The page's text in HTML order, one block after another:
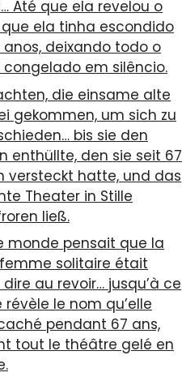
Até que ela revelou o
ela tinha escondido
anos, deixando todo o
em silêncio.
die einsame alte
gekommen, um sich zu
bis sie den
enthüllte, den sie seit 67
versteckt hatte, und das
Theater in Stille
ließ.
monde pensait que la
solitaire était
au revoir… jusqu’à ce
révèle le nom qu’elle
pendant 67 ans,
tout le théâtre gelé en